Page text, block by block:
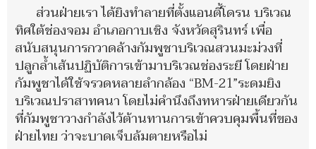
ส่วนฝ่ายเรา ได้ยิงทำลายที่ตั้งแอนตี้โดรน บริเวณ
ทิศใต้ช่องจอม อำเภอกาบเชิง จังหวัดสุรินทร์ เพื่อ
สนับสนุนการกวาดล้างกัมพูชาบริเวณสวนมะม่วงที่
ปลูกล้ำเส้นปฏิบัติการเข้ามาบริเวณช่องระยี โดยฝ่าย
กัมพูชาได้ใช้จรวดหลายลำกล้อง “BM-21”ระดมยิง
บริเวณปราสาทคนา โดยไม่คำนึงถึงทหารฝ่ายเดียวกัน
ที่กัมพูชาวางกำลังไว้ต้านทานการเข้าควบคุมพื้นที่ของ
ฝ่ายไทย ว่าจะบาดเจ็บล้มตายหรือไม่